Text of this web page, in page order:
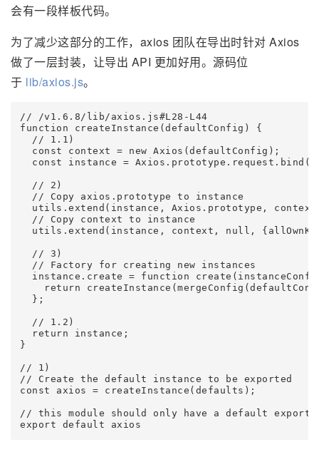
会有一段样板代码。
为了减少这部分的工作，axios 团队在导出时针对 Axios
做了一层封装，让导出 API 更加好用。源码位
于 lib/axios.js。
// /v1.6.8/lib/axios.js#L28-L44
function createInstance(defaultConfig) {
  // 1.1)
  const context = new Axios(defaultConfig);
const instance =
  // 2)
  // Copy axios.prototype to instance
utils.extend(instance, Axios.prototype,
  // Copy context to instance
utils.extend(instance, context, null,
  // 3)
  // Factory for creating new instances
instance.create = function
return
  };
  // 1.2)
  return instance;
}
// 1)
// Create the default instance to be exported
const axios = createInstance(defaults);
// this module should only have a default export